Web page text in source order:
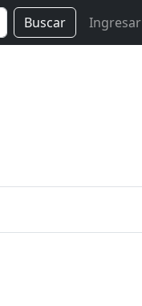
Buscar Ingresar